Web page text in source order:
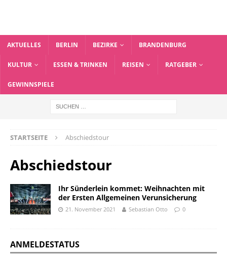
AKTUELLES BERLIN BEZIRKE BRANDENBURG
KULTUR ESSEN & TRINKEN REISEN RATGEBER
GEWINNSPIELE
STARTSEITE Abschiedstour
Abschiedstour
Ihr Sünderlein kommet: Weihnachten mit
der Ersten Allgemeinen Verunsicherung
21. November 2021 Sebastian Otto 0
ANMELDESTATUS